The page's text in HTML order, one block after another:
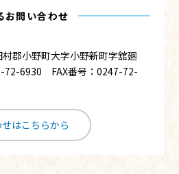
お問い合わせ
郡小野町大字小野新町字舘廻
6930 FAX番号：0247-72-
はこちらから